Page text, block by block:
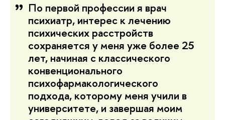
По первой профессии я врач
психиатр, интерес к лечению
психических расстройств
сохраняется у меня уже более 25
лет, начиная с классического
конвенционального
психофармакологического
подхода, которому меня учили в
университете, и завершая моим